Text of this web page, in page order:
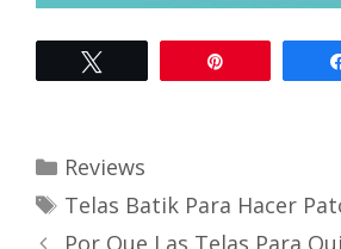
Categories
Reviews
Tags
Telas Batik Para Hacer
Por Que Las Telas Para